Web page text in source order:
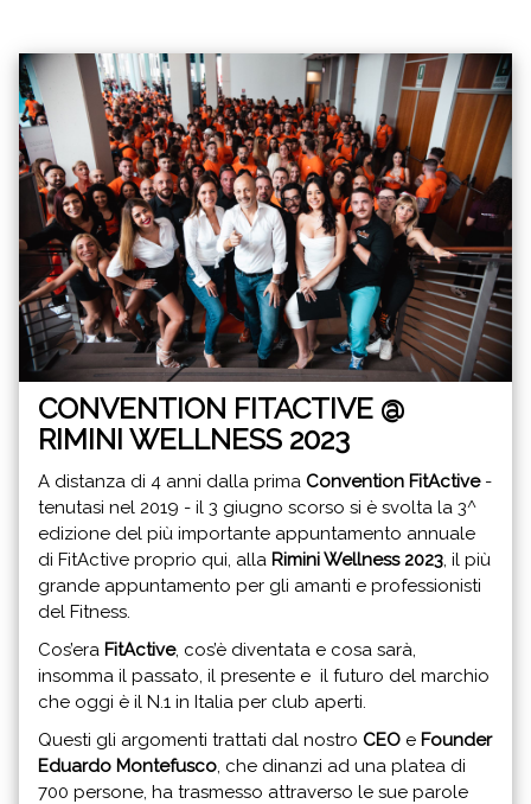
CONVENTION FITACTIVE @
RIMINI WELLNESS 2023
A distanza di 4 anni dalla prima Convention FitActive-
tenutasi nel 2019 - il 3 giugno scorso si è svolta la 3^
edizione del più importante appuntamento annuale
di FitActive proprio qui, alla Rimini Wellness 2023, il più
grande appuntamento per gli amanti e professionisti
del Fitness.
Cos’era FitActive, cos’è diventata e cosa sarà,
insomma il passato, il presente e il futuro del marchio
che oggi è il N.1 in Italia per club aperti.
Questi gli argomenti trattati dal nostro CEO e Founder
Eduardo Montefusco, che dinanzi ad una platea di
700 persone, ha trasmesso attraverso le sue parole